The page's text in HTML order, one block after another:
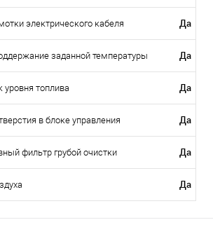
электрического кабеля Да
заданной температуры Да
уровня топлива Да
в блоке управления Да
фильтр грубой очистки Да
Да